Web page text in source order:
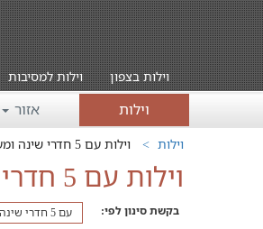
וילות בצפון וילות למסיבות
וילות אזור
וילות וילות עם 5 חדרי שינה ומעלה
וילות עם 5 חדרי שינה ומעלה
בקשת סינון לפי: עם 5 חדרי שינה ומעלה